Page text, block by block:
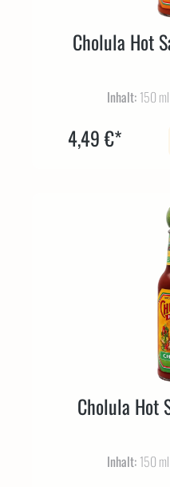
Cholula Hot
Inhalt: 150 ml
4,49 €*
Cholula Hot
Inhalt: 150 ml